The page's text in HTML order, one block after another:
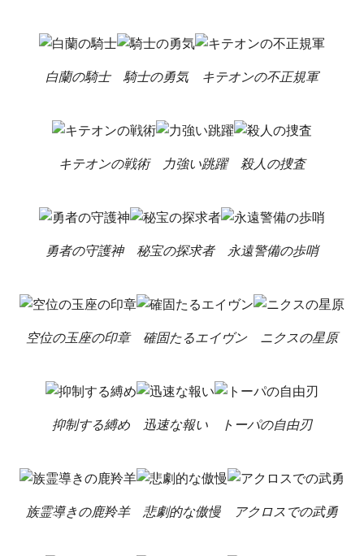
白蘭の騎士 騎士の勇気 キテオンの不正規軍
キテオンの戦術 力強い跳躍 殺人の捜査
勇者の守護神 秘宝の探求者 永遠警備の歩哨
空位の玉座の印章 確固たるエイヴン ニクスの星原
抑制する縛め 迅速な報い トーパの自由刃
族霊導きの鹿羚羊 悲劇的な傲慢 アクロスでの武勇